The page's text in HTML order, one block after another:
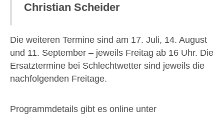
Christian Scheider
Die weiteren Termine sind am 17. Juli, 14. August
und 11. September – jeweils Freitag ab 16 Uhr. Die
Ersatztermine bei Schlechtwetter sind jeweils die
nachfolgenden Freitage.
Programmdetails gibt es online unter